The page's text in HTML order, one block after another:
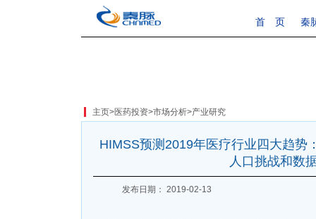
首 页 秦
主页>医药投资>市场分析>产业研究
HIMSS预测2019年医疗行业四大趋势
人口挑战和数
发布日期： 2019-02-13